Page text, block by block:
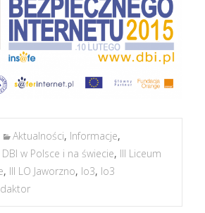
Aktualności, Informacje,
DBI w Polsce i na świecie, III Liceum
, III LO Jaworzno, lo3, lo3